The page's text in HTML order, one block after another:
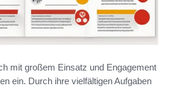
mit großem Einsatz und Engagement
ein. Durch ihre vielfältigen Aufgaben